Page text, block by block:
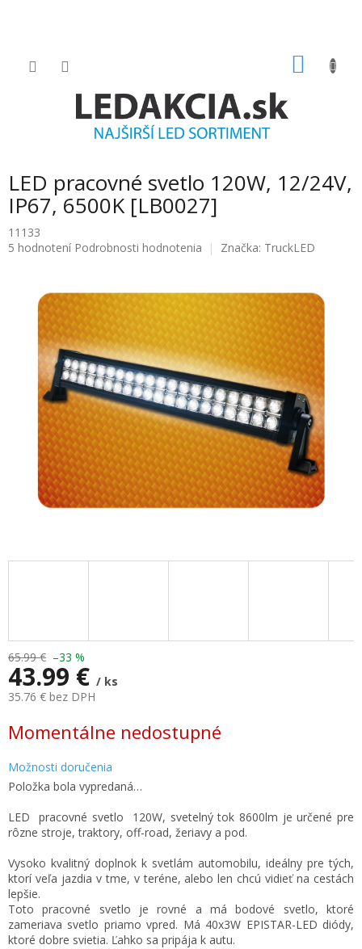
LED pracovné svetlo 120W, 12/24V,
IP67, 6500K [LB0027]
11133
Priemerné
hviezdičiek.
5 hodnotení Podrobnosti hodnotenia Značka: TruckLED
65.99 € –33 %
43.99 € / ks
35.76 € bez DPH
cena:
Momentálne nedostupné
Možnosti doručenia
Položka bola vypredaná…
LED pracovné svetlo 120W, svetelný tok 8600lm je určené pre
rôzne stroje, traktory, off-road, žeriavy a pod.
Vysoko kvalitný doplnok k svetlám automobilu, ideálny pre tých,
ktorí veľa jazdia v tme, v teréne, alebo len chcú vidieť na cestách
lepšie.
Toto pracovné svetlo je rovné a má bodové svetlo, ktoré
zameriava svetlo priamo vpred. Má 40x3W EPISTAR-LED diódy,
ktoré dobre svietia. Ľahko sa pripája k autu.